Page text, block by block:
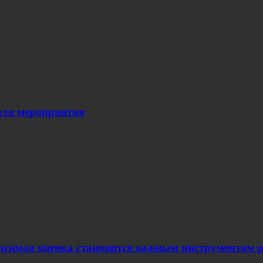
мероприятия
оценка становится важным инструментом